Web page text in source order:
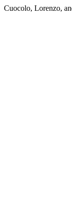
Cuocolo, Lorenzo,